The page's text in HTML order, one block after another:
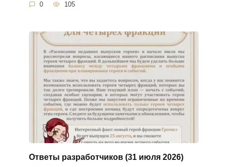
0 105
Ответы разработчиков (31 июля 2026)